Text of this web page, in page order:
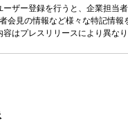
ーザー登録を行うと、企業担当者
会見の情報など様々な特記情報
はプレスリリースにより異なり